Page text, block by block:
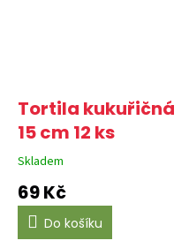
Tortila kukuřičná
15 cm 12 ks
Průměrné
hodnocení
produktu
3,6
Skladem
69 Kč
Do košíku